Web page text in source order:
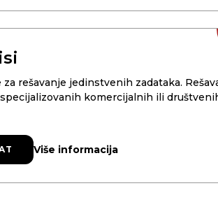
rešavanje jedinstvenih zadataka.
komercijalnih ili
Više informacija